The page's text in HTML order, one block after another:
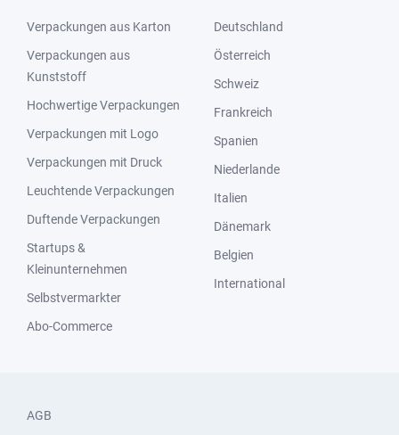
Verpackungen aus Karton
Verpackungen aus
Kunststoff
Hochwertige Verpackungen
Verpackungen mit Logo
Verpackungen mit Druck
Leuchtende Verpackungen
Duftende Verpackungen
Startups &
Kleinunternehmen
Selbstvermarkter
Abo-Commerce
Deutschland
Österreich
Schweiz
Frankreich
Spanien
Niederlande
Italien
Dänemark
Belgien
International
AGB